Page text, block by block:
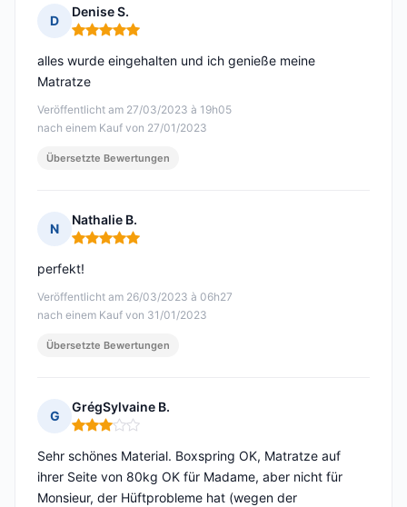
D
Denise S.
Hinweis: 5 von 5
Veröffentlicht am 27/03/2023 à 19h05
nach einem Kauf von 27/01/2023
alles wurde eingehalten und ich genieße meine
Matratze
Übersetzte Bewertungen
N
Nathalie B.
Hinweis: 5 von 5
Veröffentlicht am 26/03/2023 à 06h27
nach einem Kauf von 31/01/2023
perfekt!
Übersetzte Bewertungen
G
GrégSylvaine B.
Hinweis: 3 von 5
Sehr schönes Material. Boxspring OK, Matratze auf
ihrer Seite von 80kg OK für Madame, aber nicht für
Monsieur, der Hüftprobleme hat (wegen der